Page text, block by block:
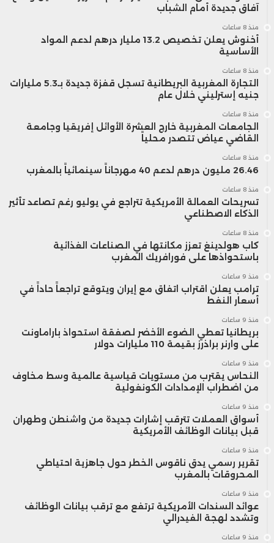
آفاق جديدة أمام الشباب
منذ 8 ساعات
أخنوش يعلن تخصيص 13.2 مليار درهم لدعم المواد
الأساسية
منذ 8 ساعات
التجارة المغربية البريطانية تسجل قفزة جديدة بـ5.3 مليارات
جنيه إسترليني خلال عام
منذ 8 ساعات
الجامعات المغربية خارج العشرة الأوائل إفريقيا وجامعة
القاضي عياض تتصدر محلياً
منذ 8 ساعات
26.46 مليون درهم لدعم 40 مهرجاناً سينمائياً بالمغرب
منذ 8 ساعات
تسريحات العمالة الأمريكية تتراجع في يوليو رغم تصاعد تأثير
الذكاء الاصطناعي
منذ 8 ساعات
كاب هولدينغ تعزز مكانتها في الصناعات الغذائية
باستحواذها على فورافريك المغرب
منذ 9 ساعات
ترامب يعلن اقتراب اتفاق مع إيران ويتوقع تراجعاً حاداً في
أسعار النفط
منذ 9 ساعات
بريطانيا تعطي الضوء الأخضر لصفقة استحواذ باراماونت
على وارنر براذرز بقيمة 110 مليارات دولار
منذ 9 ساعات
النحاس يقترب من مستويات قياسية عالمية وسط مخاوف
من اضطراب الإمدادات الكونغولية
منذ 9 ساعات
أسواق العملات تترقب إشارات جديدة من واشنطن وطهران
قبل بيانات الوظائف الأمريكية
منذ 9 ساعات
تقرير رسمي يدق ناقوس الخطر حول جاهزية احتياطي
المحروقات بالمغرب
منذ 9 ساعات
عوائد السندات الأمريكية ترتفع مع ترقب بيانات الوظائف
وتشدد لهجة الفيدرالي
منذ 9 ساعات